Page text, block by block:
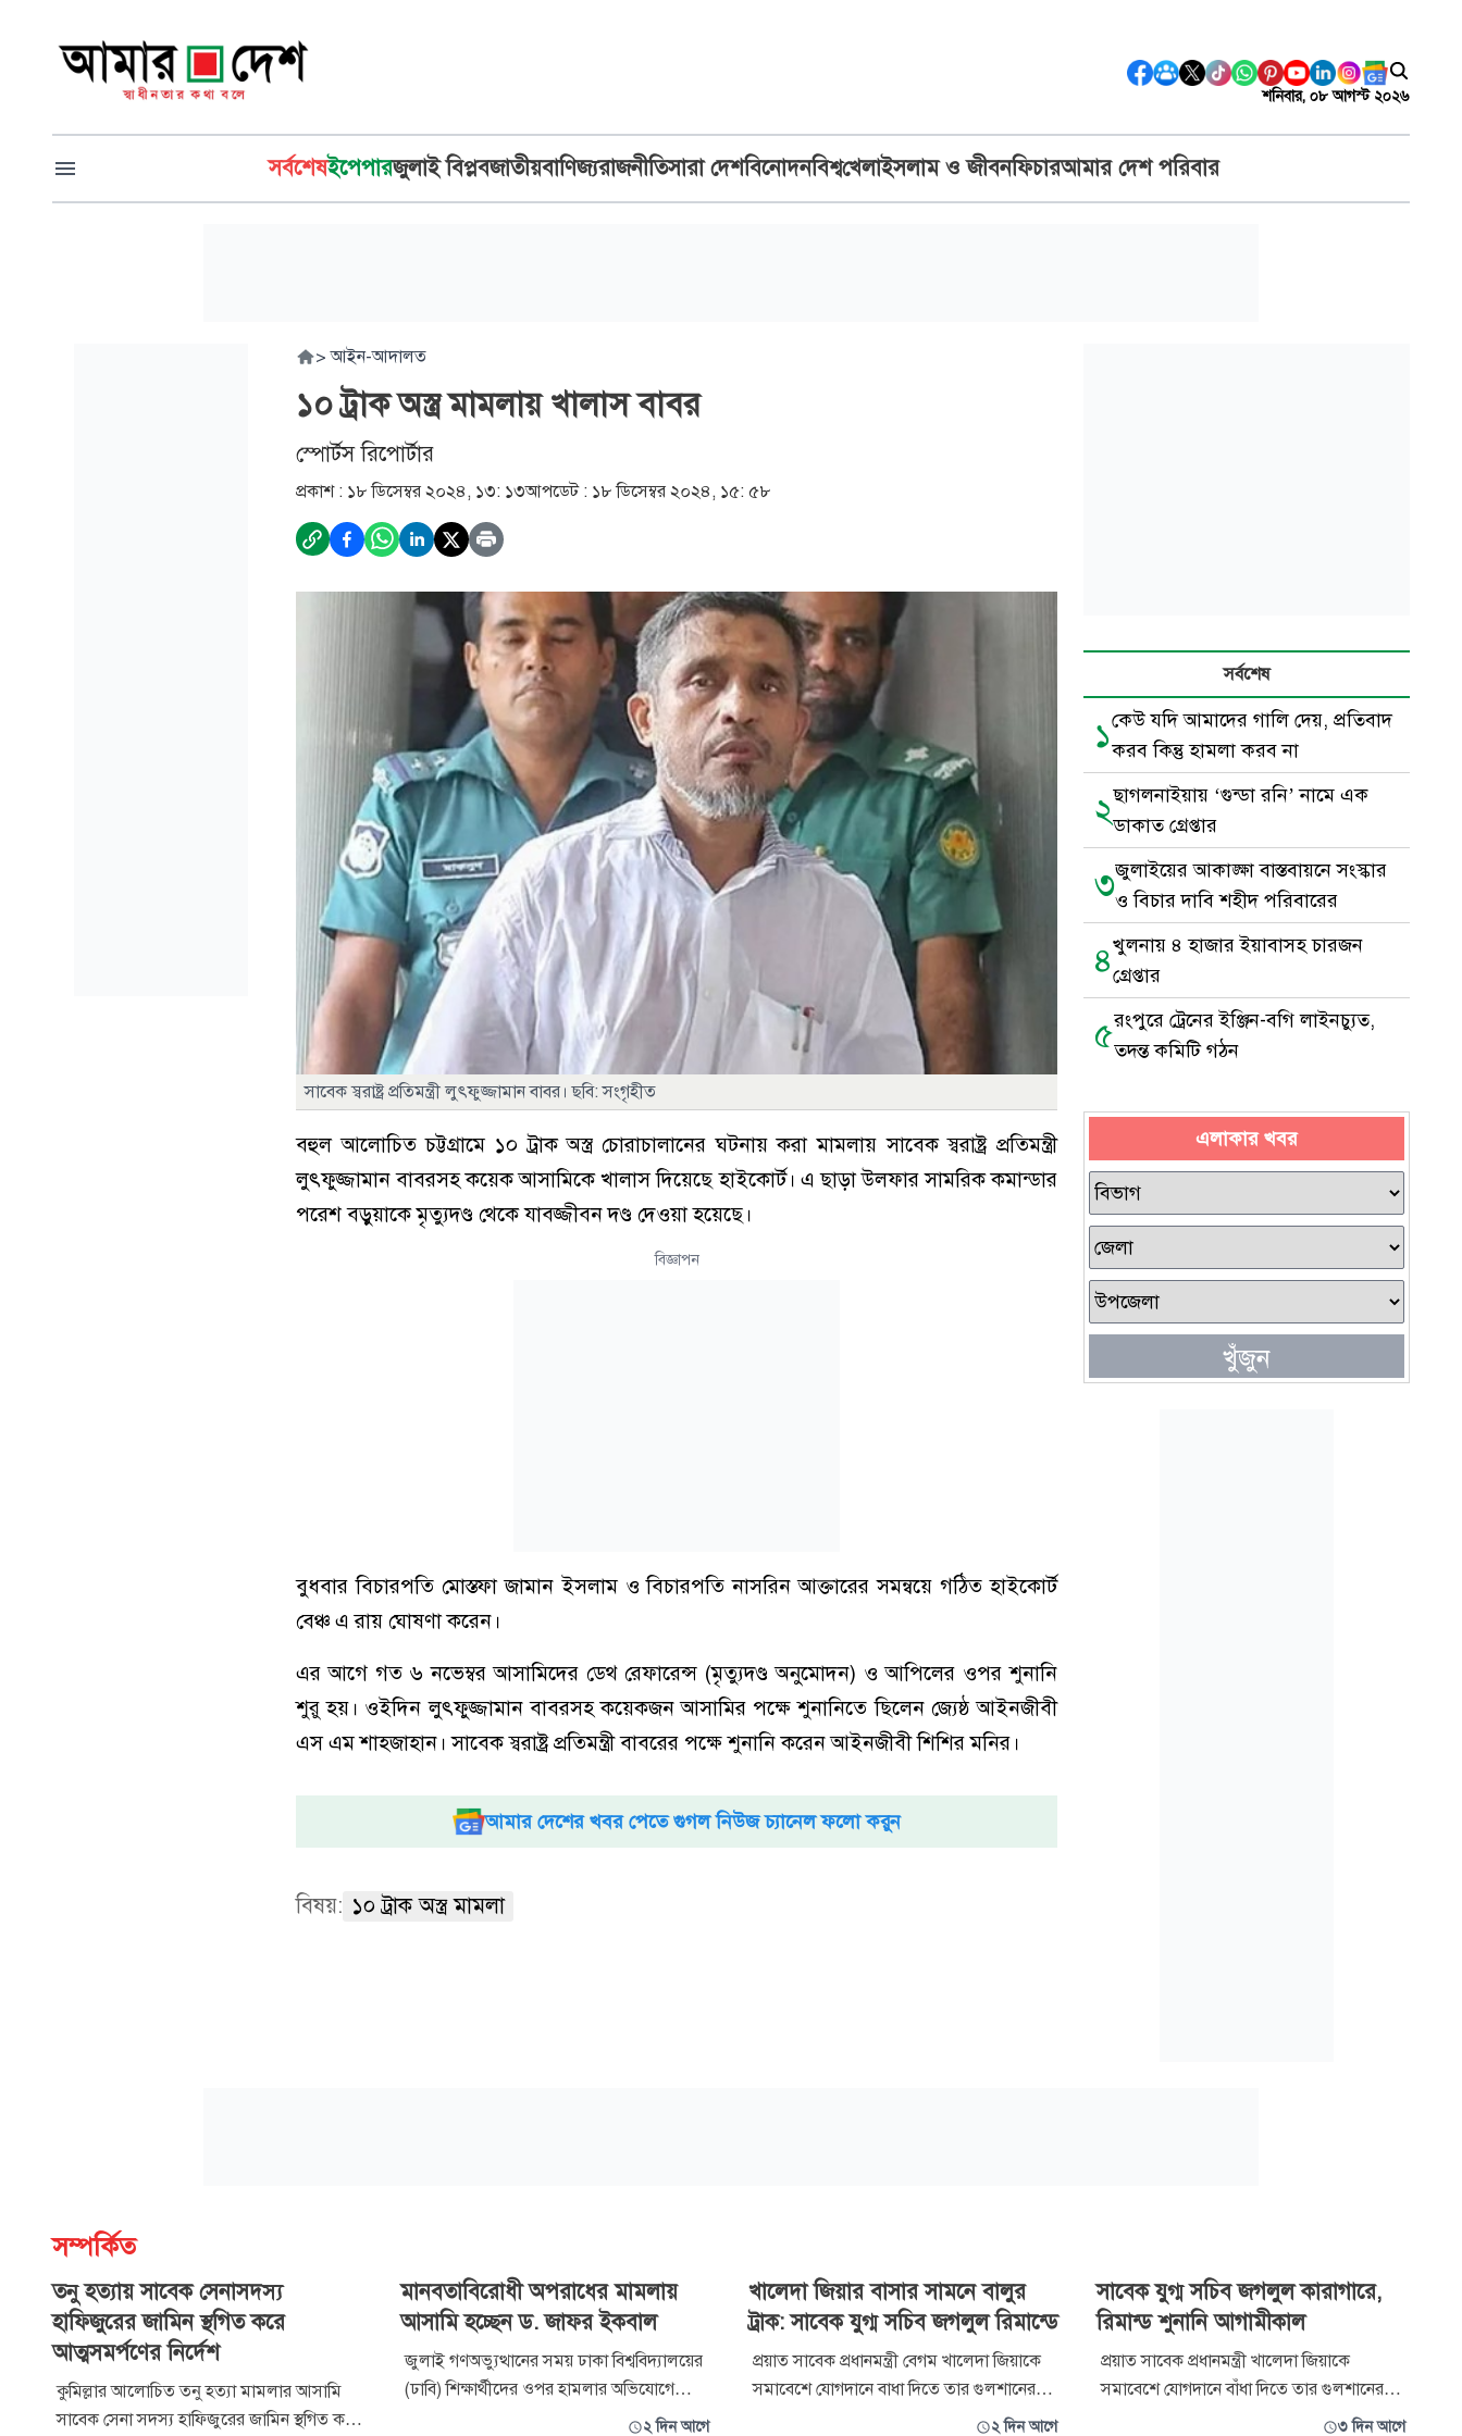
শনিবার, ০৮ আগস্ট ২০২৬
সর্বশেষইপেপারজুলাই বিপ্লবজাতীয়বাণিজ্যরাজনীতিসারা দেশবিনোদনবিশ্বখেলাইসলাম ও জীবনফিচারআমার দেশ পরিবার
> আইন-আদালত
১০ ট্রাক অস্ত্র মামলায় খালাস বাবর
স্পোর্টস রিপোর্টার
প্রকাশ : ১৮ ডিসেম্বর ২০২৪, ১৩: ১৩আপডেট : ১৮ ডিসেম্বর ২০২৪, ১৫: ৫৮
সাবেক স্বরাষ্ট্র প্রতিমন্ত্রী লুৎফুজ্জামান বাবর। ছবি: সংগৃহীত
বহুল আলোচিত চট্টগ্রামে ১০ ট্রাক অস্ত্র চোরাচালানের ঘটনায় করা মামলায় সাবেক স্বরাষ্ট্র প্রতিমন্ত্রী
লুৎফুজ্জামান বাবরসহ কয়েক আসামিকে খালাস দিয়েছে হাইকোর্ট। এ ছাড়া উলফার সামরিক কমান্ডার
পরেশ বড়ুয়াকে মৃত্যুদণ্ড থেকে যাবজ্জীবন দণ্ড দেওয়া হয়েছে।
বিজ্ঞাপন
বুধবার বিচারপতি মোস্তফা জামান ইসলাম ও বিচারপতি নাসরিন আক্তারের সমন্বয়ে গঠিত হাইকোর্ট
বেঞ্চ এ রায় ঘোষণা করেন।
এর আগে গত ৬ নভেম্বর আসামিদের ডেথ রেফারেন্স (মৃত্যুদণ্ড অনুমোদন) ও আপিলের ওপর শুনানি
শুরু হয়। ওইদিন লুৎফুজ্জামান বাবরসহ কয়েকজন আসামির পক্ষে শুনানিতে ছিলেন জ্যেষ্ঠ আইনজীবী
এস এম শাহজাহান। সাবেক স্বরাষ্ট্র প্রতিমন্ত্রী বাবরের পক্ষে শুনানি করেন আইনজীবী শিশির মনির।
আমার দেশের খবর পেতে গুগল নিউজ চ্যানেল ফলো করুন
বিষয়: ১০ ট্রাক অস্ত্র মামলা
সর্বশেষ
১কেউ যদি আমাদের গালি দেয়, প্রতিবাদ
করব কিন্তু হামলা করব না
২ছাগলনাইয়ায় ‘গুন্ডা রনি’ নামে এক
ডাকাত গ্রেপ্তার
৩জুলাইয়ের আকাঙ্ক্ষা বাস্তবায়নে সংস্কার
ও বিচার দাবি শহীদ পরিবারের
৪খুলনায় ৪ হাজার ইয়াবাসহ চারজন
গ্রেপ্তার
৫রংপুরে ট্রেনের ইঞ্জিন-বগি লাইনচ্যুত,
তদন্ত কমিটি গঠন
এলাকার খবর
খুঁজুন
সম্পর্কিত
তনু হত্যায় সাবেক সেনাসদস্য
হাফিজুরের জামিন স্থগিত করে
আত্মসমর্পণের নির্দেশ
কুমিল্লার আলোচিত তনু হত্যা মামলার আসামি
সাবেক সেনা সদস্য হাফিজুরের জামিন স্থগিত করে
মানবতাবিরোধী অপরাধের মামলায়
আসামি হচ্ছেন ড. জাফর ইকবাল
জুলাই গণঅভ্যুত্থানের সময় ঢাকা বিশ্ববিদ্যালয়ের
(ঢাবি) শিক্ষার্থীদের ওপর হামলার অভিযোগে
মানবতাবিরোধী অপরাধের মামলায় অধ্যাপক ড.
২ দিন আগে
খালেদা জিয়ার বাসার সামনে বালুর
ট্রাক: সাবেক যুগ্ম সচিব জগলুল রিমান্ডে
প্রয়াত সাবেক প্রধানমন্ত্রী বেগম খালেদা জিয়াকে
সমাবেশে যোগদানে বাধা দিতে তার গুলশানের
বাসার সামনে বালুভর্তি ট্রাক রেখে প্রতিবন্ধকতা
২ দিন আগে
সাবেক যুগ্ম সচিব জগলুল কারাগারে,
রিমান্ড শুনানি আগামীকাল
প্রয়াত সাবেক প্রধানমন্ত্রী খালেদা জিয়াকে
সমাবেশে যোগদানে বাঁধা দিতে তার গুলশানের
বাসভবনে সামনে বালুভর্তি ট্রাক রেখে প্রতিবন্ধকতা
৩ দিন আগে